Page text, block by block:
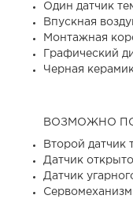
Один датчик
Впускная
Монтажная
Графический
Черная
ВОЗМОЖНО
Второй датчик
Датчик
Датчик